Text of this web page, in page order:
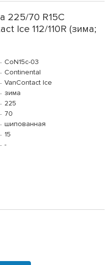
225/70 R15C
Ice 112/110R (зима;
CoN15c-03
Continental
VanContact Ice
зима
225
70
шипованная
15
-